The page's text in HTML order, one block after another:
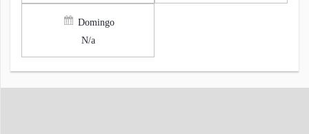
Domingo
N/a